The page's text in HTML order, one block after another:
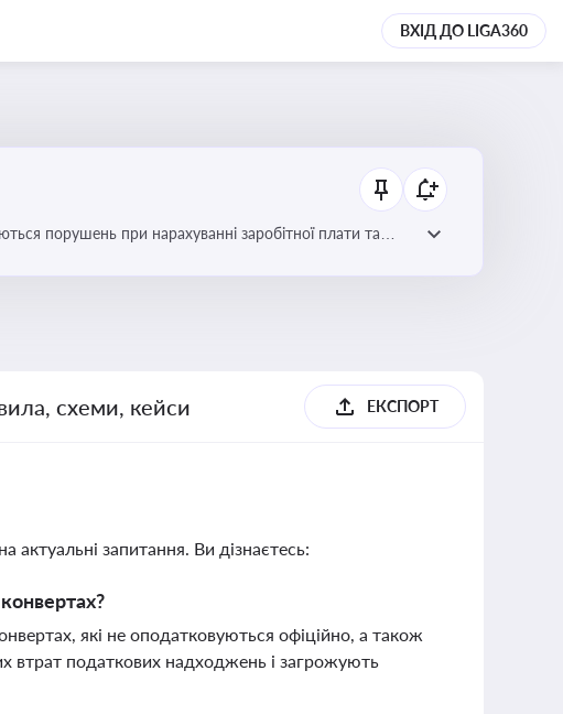
ВХІД ДО LIGA360
порушень при нарахуванні заробітної плати та
схеми, кейси ЕКСПОРТ
актуальні запитання. Ви дізнаєтесь:
які не оподатковуються офіційно, а також
втрат податкових надходжень і загрожують